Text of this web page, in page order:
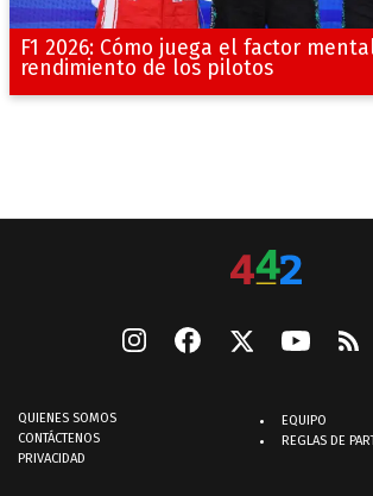
F1 2026: Cómo juega el factor
rendimiento de los pilotos
QUIENES SOMOS
CONTÁCTENOS
PRIVACIDAD
EQUIPO
REGLAS DE